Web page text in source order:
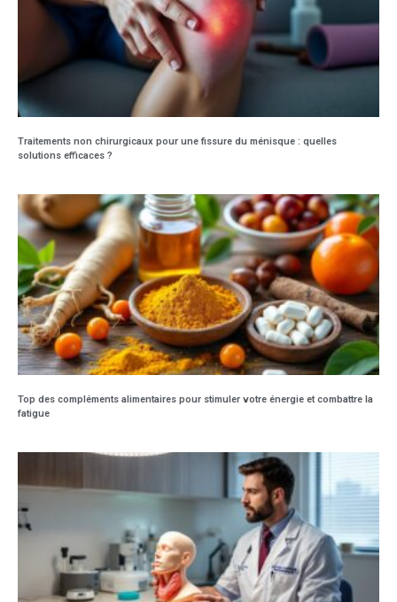
Traitements non chirurgicaux pour une fissure du ménisque : quelles
solutions efficaces ?
Top des compléments alimentaires pour stimuler votre énergie et combattre la
fatigue